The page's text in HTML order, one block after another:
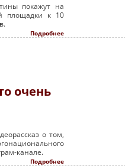
покажут на
площадки к 10
Подробнее
очень
о том,
канале.
Подробнее